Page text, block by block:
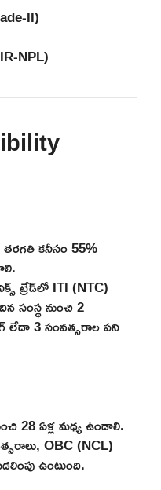
II)
NPL)
తరగతి కనీసం 55%
ట్రేడ్‌లో ITI (NTC)
సంస్థ నుంచి 2
లేదా 3 సంవత్సరాల పని
28 ఏళ్ల మధ్య ఉండాలి.
OBC (NCL)
ఉంటుంది.